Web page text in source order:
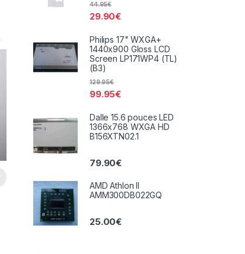
29.90€
44.95€
Philips 17" WXGA+
1440x900 Gloss LCD
Screen LP171WP4 (TL)
(B3)
99.95€
129.95€
Dalle 15.6 pouces LED
1366x768 WXGA HD
B156XTN02.1
79.90€
AMD Athlon II
AMM300DB022GQ
25.00€